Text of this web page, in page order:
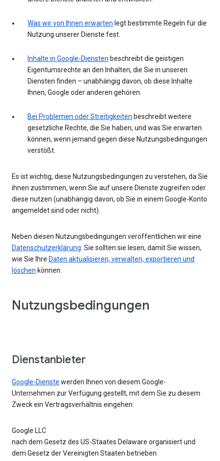
Was wir von Ihnen erwarten legt bestimmte Regeln für die
Nutzung unserer Dienste fest.
Inhalte in Google-Diensten beschreibt die geistigen
Eigentumsrechte an den Inhalten, die Sie in unseren
Diensten finden – unabhängig davon, ob diese Inhalte
Ihnen, Google oder anderen gehören.
Bei Problemen oder Streitigkeiten beschreibt weitere
gesetzliche Rechte, die Sie haben, und was Sie erwarten
können, wenn jemand gegen diese Nutzungsbedingungen
verstößt.
Es ist wichtig, diese Nutzungsbedingungen zu verstehen, da Sie
ihnen zustimmen, wenn Sie auf unsere Dienste zugreifen oder
diese nutzen (unabhängig davon, ob Sie in einem Google-Konto
angemeldet sind oder nicht).
Neben diesen Nutzungsbedingungen veröffentlichen wir eine
Datenschutzerklärung . Sie sollten sie lesen, damit Sie wissen,
wie Sie Ihre Daten aktualisieren, verwalten, exportieren und
löschen können.
Nutzungsbedingungen
Dienstanbieter
Google-Dienste werden Ihnen von diesem Google-
Unternehmen zur Verfügung gestellt, mit dem Sie zu diesem
Zweck ein Vertragsverhältnis eingehen:
Google LLC
nach dem Gesetz des US-Staates Delaware organisiert und
dem Gesetz der Vereinigten Staaten betrieben